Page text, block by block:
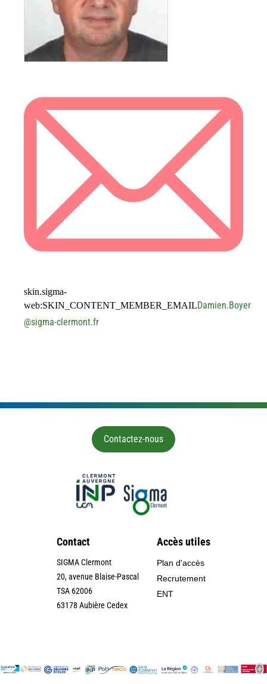
skin.sigma-
web:SKIN_CONTENT_MEMBER_EMAILDamien.Boyer
@sigma-clermont.fr
Contactez-nous
Contact
SIGMA Clermont
20, avenue Blaise-Pascal
TSA 62006
63178 Aubière Cedex
Accès utiles
Plan d'accès
Recrutement
ENT